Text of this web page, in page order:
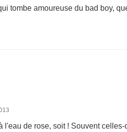
tombe amoureuse du bad boy,
l'eau de rose, soit ! Souvent celles-